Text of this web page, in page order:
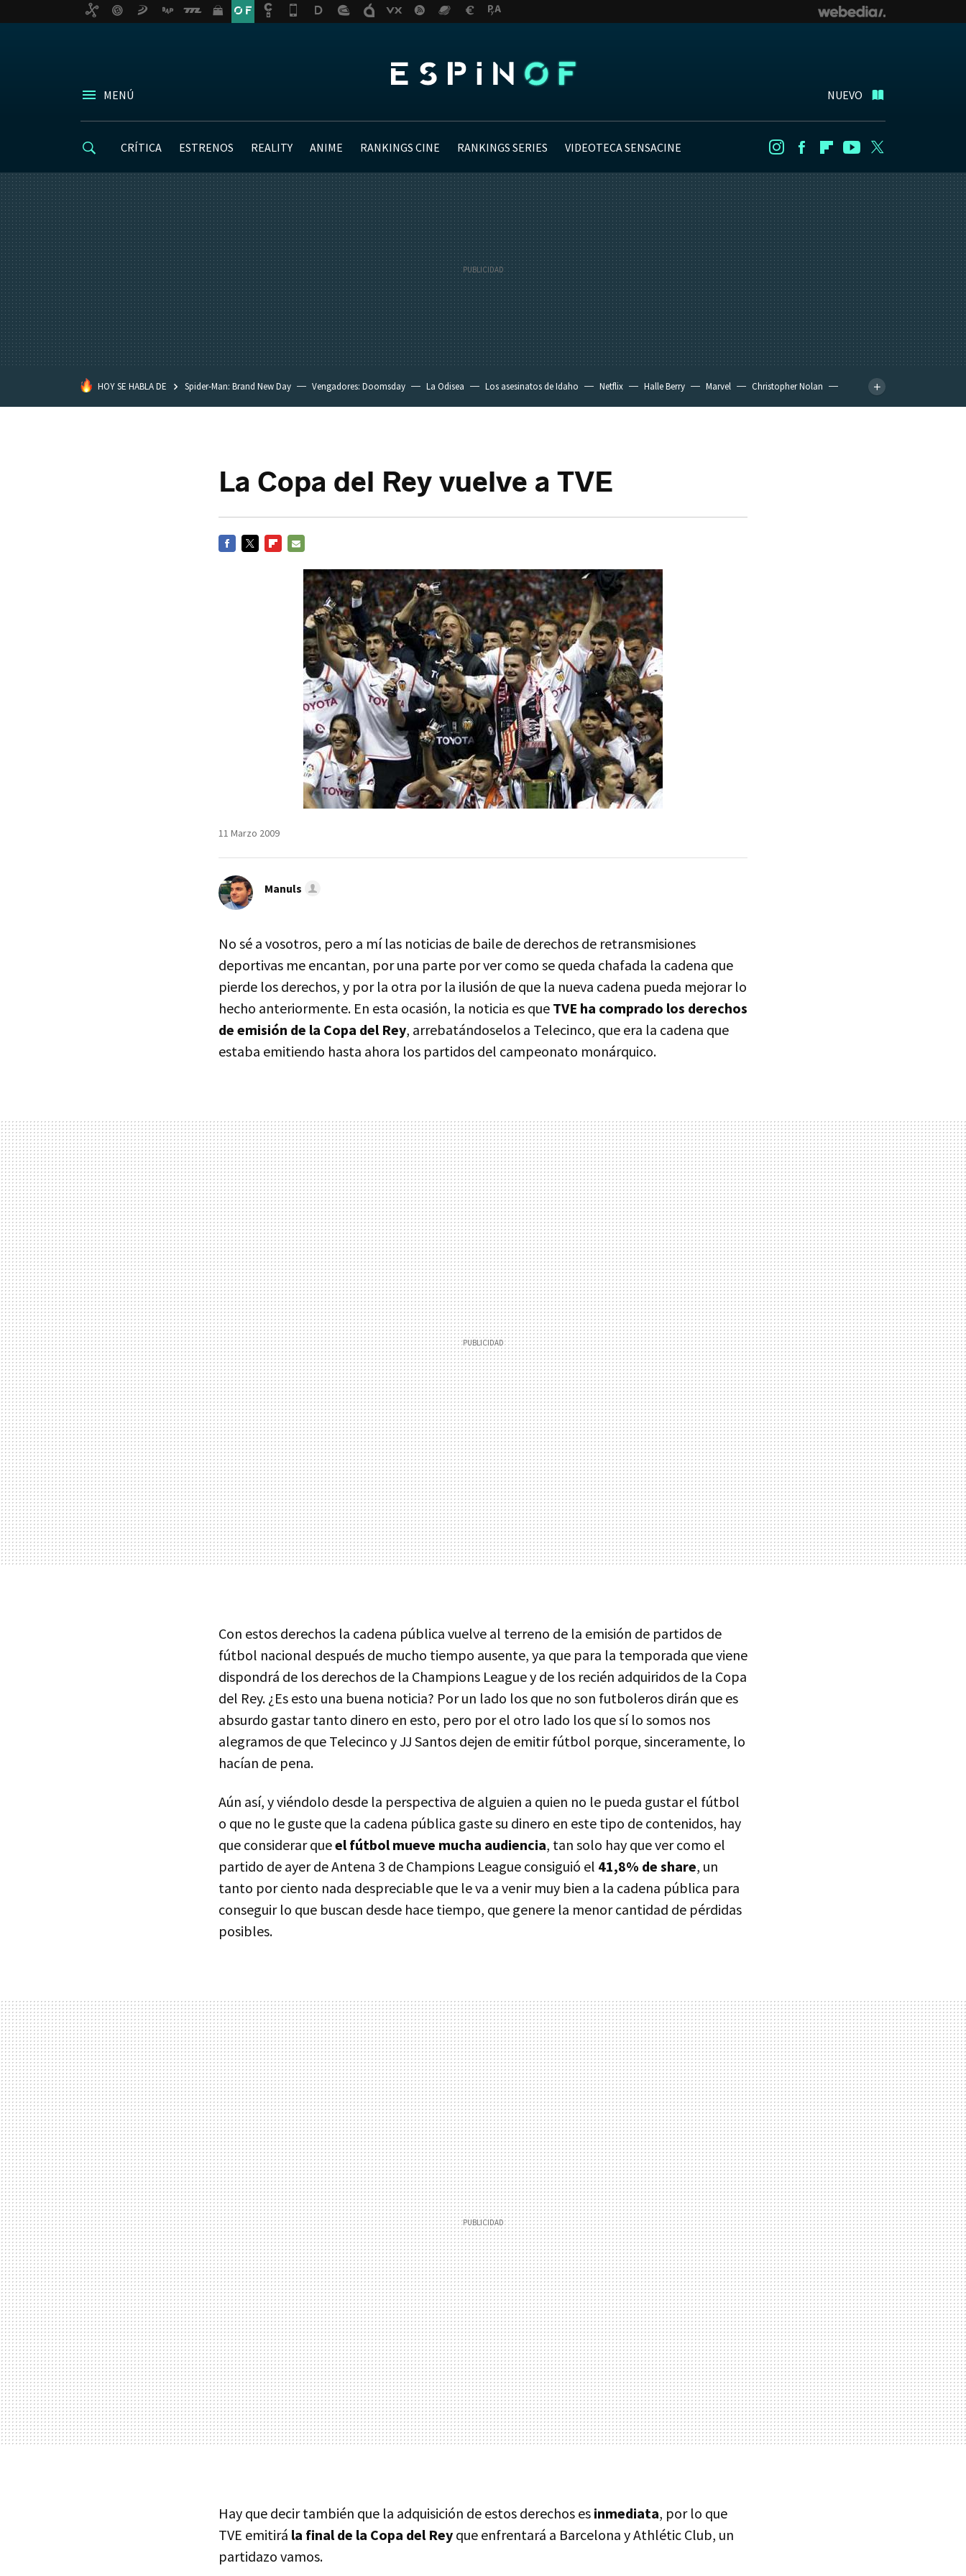
MENÚ NUEVO
CRÍTICA ESTRENOS REALITY ANIME RANKINGS CINE RANKINGS SERIES VIDEOTECA SENSACINE InstagramFacebookFlipboard
Youtube
HOY SE HABLA DE Spider-Man: Brand New Day Vengadores: Doomsday La Odisea Los asesinatos de Idaho Netflix Halle Berry Marvel
Christopher Nolan
La Copa del Rey vuelve a TVE
11 Marzo 2009
Manuls
No sé a vosotros, pero a mí las noticias de baile de derechos de retransmisiones
deportivas me encantan, por una parte por ver como se queda chafada la cadena que
pierde los derechos, y por la otra por la ilusión de que la nueva cadena pueda mejorar lo
hecho anteriormente. En esta ocasión, la noticia es que TVE ha comprado los derechos
de emisión de la Copa del Rey, arrebatándoselos a Telecinco, que era la cadena que
estaba emitiendo hasta ahora los partidos del campeonato monárquico.
Con estos derechos la cadena pública vuelve al terreno de la emisión de partidos de
fútbol nacional después de mucho tiempo ausente, ya que para la temporada que viene
dispondrá de los derechos de la Champions League y de los recién adquiridos de la Copa
del Rey. ¿Es esto una buena noticia? Por un lado los que no son futboleros dirán que es
absurdo gastar tanto dinero en esto, pero por el otro lado los que sí lo somos nos
alegramos de que Telecinco y JJ Santos dejen de emitir fútbol porque, sinceramente, lo
hacían de pena.
Aún así, y viéndolo desde la perspectiva de alguien a quien no le pueda gustar el fútbol
o que no le guste que la cadena pública gaste su dinero en este tipo de contenidos, hay
que considerar queel fútbol mueve mucha audiencia, tan solo hay que ver como el
partido de ayer de Antena 3 de Champions League consiguió el 41,8% de share, un
tanto por ciento nada despreciable que le va a venir muy bien a la cadena pública para
conseguir lo que buscan desde hace tiempo, que genere la menor cantidad de pérdidas
posibles.
Hay que decir también que la adquisición de estos derechos es inmediata, por lo que
TVE emitirá la final de la Copa del Rey que enfrentará a Barcelona y Athlétic Club, un
partidazo vamos.